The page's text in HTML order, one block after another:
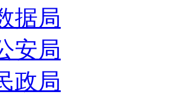
据局
安局
政局